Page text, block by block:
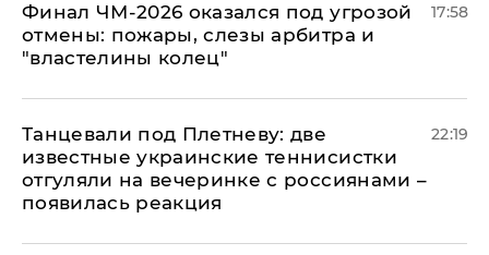
Финал ЧМ-2026 оказался под угрозой
отмены: пожары, слезы арбитра и
"властелины колец"
17:58
Танцевали под Плетневу: две
известные украинские теннисистки
отгуляли на вечеринке с россиянами –
появилась реакция
22:19